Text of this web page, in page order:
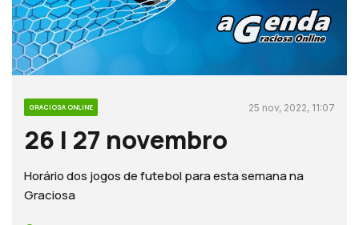
GRACIOSA ONLINE 25 nov, 2022, 11:07
26 | 27 novembro
Horário dos jogos de futebol para esta semana na
Graciosa